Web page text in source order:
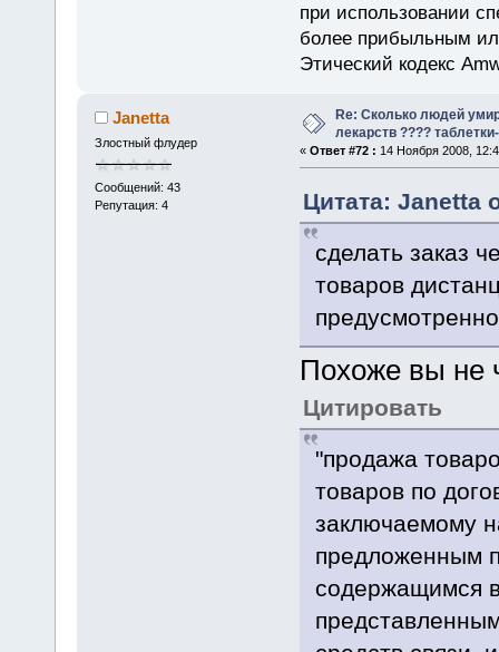
при использовании
более прибыльным
Этический кодекс
Janetta
Злостный флудер
Сообщений: 43
Репутация: 4
Re: Сколько людей
лекарств ????
« Ответ #72 : 14 Ноября 2008,
Цитата: Janetta
сделать заказ
товаров
Похоже вы не
Цитировать
"продажа
товаров по
заключаемому
предложенным
содержащимся в